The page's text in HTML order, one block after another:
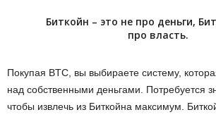
Биткойн – это не про деньги,
про власть.
Покупая BTC, вы выбираете систему,
над собственными деньгами. Потребуется
чтобы извлечь из Биткойна максимум.